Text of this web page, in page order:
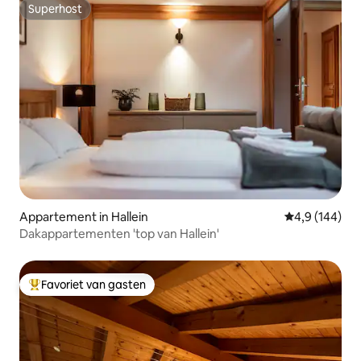
Superhost
Superhost
Appartement in Hallein Gemiddelde
4,9 (144)
Dakappartementen 'top van Hallein'
Topfavoriet van gasten
Favoriet van gasten